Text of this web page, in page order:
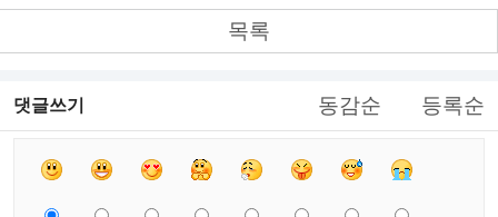
목록
댓글쓰기 동감순 등록순